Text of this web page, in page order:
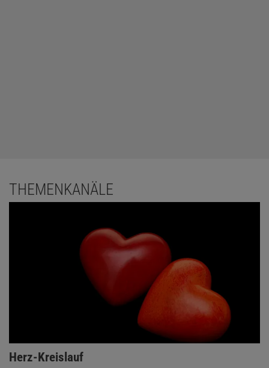
THEMENKANÄLE
Herz-Kreislauf